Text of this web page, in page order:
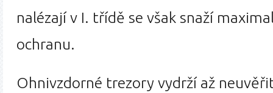
nalézají v I. třídě se však snaží
ochranu.
Ohnivzdorné trezory vydrží až